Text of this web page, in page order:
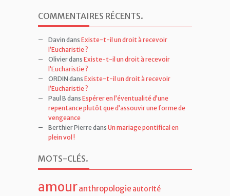
COMMENTAIRES RÉCENTS.
Davin dans Existe-t-il un droit à recevoir
l’Eucharistie ?
Olivierdans Existe-t-il un droit à recevoir
l’Eucharistie ?
ORDIN dans Existe-t-il un droit à recevoir
l’Eucharistie ?
Paul B dans Espérer en l’éventualité d’une
repentance plutôt que d’assouvir une forme de
vengeance
Berthier Pierredans Un mariage pontifical en
plein vol !
MOTS-CLÉS.
amouranthropologie autorité